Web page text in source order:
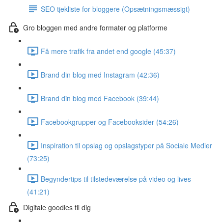
SEO tjekliste for bloggere (Opsætningsmæssigt)
Gro bloggen med andre formater og platforme
Få mere trafik fra andet end google (45:37)
Brand din blog med Instagram (42:36)
Brand din blog med Facebook (39:44)
Facebookgrupper og Facebooksider (54:26)
Inspiration til opslag og opslagstyper på Sociale Medier
(73:25)
Begyndertips til tilstedeværelse på video og lives
(41:21)
Digitale goodies til dig